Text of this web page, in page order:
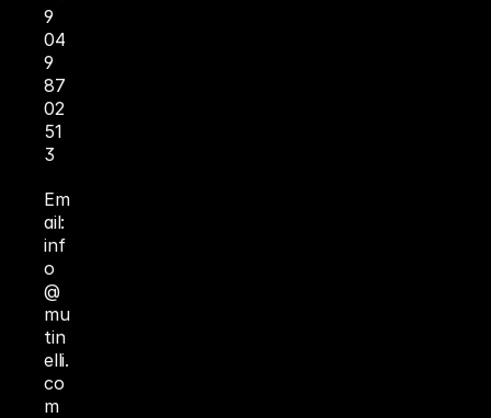
9
04
9
87
02
51
3
Em
ail:
inf
o
@
mu
tin
elli.
co
m